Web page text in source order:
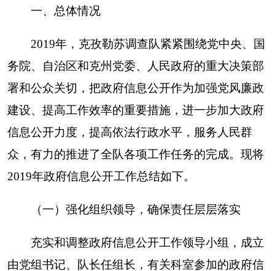
（一）强化组织领导，确保责任层层落实
充实和调整政府信息公开工作领导小组，成立
息公开工作领导小组，统一负责全队政府信息公开
工作的组织实施。具体日常工作由办公室、综合科
主要负责，落实政府信息公开的各项要求，做好牵
头协调和监督检查。做到了领导、机构、人员“三
到位”，同时，我队把政府信息公开工作分解到单
层抓落实的工作机制。
（二）加强制度建设，规范信息公开管理
我队以制度为抓手，不断拓宽公开范围，细化
公开内容，使政府信息公开工作走上制度化、科学